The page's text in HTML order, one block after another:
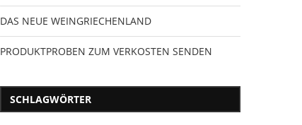
DAS NEUE WEINGRIECHENLAND
PRODUKTPROBEN ZUM VERKOSTEN SENDEN
SCHLAGWÖRTER